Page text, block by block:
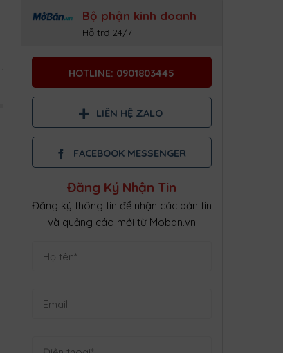
Bộ phận kinh doanh
Hỗ trợ 24/7
HOTLINE: 0901803445
LIÊN HỆ ZALO
FACEBOOK MESSENGER
Đăng Ký Nhận Tin
Đăng ký thông tin để nhận các bản tin
và quảng cáo mới từ Moban.vn